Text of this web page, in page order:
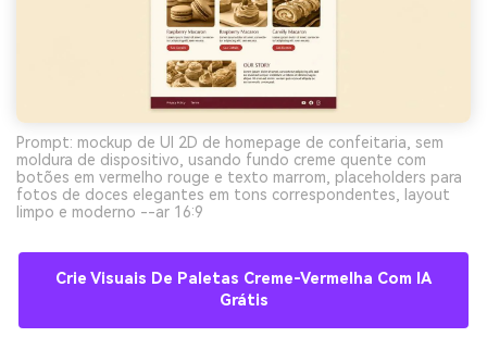
Prompt: mockup de UI 2D de homepage de confeitaria, sem
moldura de dispositivo, usando fundo creme quente com
botões em vermelho rouge e texto marrom, placeholders para
fotos de doces elegantes em tons correspondentes, layout
limpo e moderno --ar 16:9
Crie Visuais De Paletas Creme-Vermelha Com IA
Grátis